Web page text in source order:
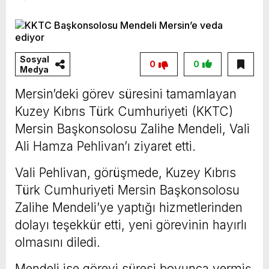
ve Mersin Büyükşehir Belediye Başkanımız
Sayın Vahap Seçer’i makamında ziyaret ettik.
Kentimiz başta olmak üzere yerel yönetimlere
ilişkin birçok konuda fikir alışverişinde
bulunduk. Ortak akıl ve iş birliğiyle hayata
geçireceğimiz çalışmalar üzerine verimli bir
görüşme gerçekleştirdik. Nazik ev sahipliği ve
kıymetli değerlendirmeleri için Başkanımız
Sayın Vahap Seçer’e teşekkür ediyorum.
Vahap Seçer
Sosyal
Medya
0
0
Mersin’deki görev süresini tamamlayan
Kuzey Kıbrıs Türk Cumhuriyeti (KKTC)
Mersin Başkonsolosu Zalihe Mendeli, Vali
Ali Hamza Pehlivan’ı ziyaret etti.
Vali Pehlivan, görüşmede, Kuzey Kıbrıs
Türk Cumhuriyeti Mersin Başkonsolosu
Zalihe Mendeli’ye yaptığı hizmetlerinden
dolayı teşekkür etti, yeni görevinin hayırlı
olmasını diledi.